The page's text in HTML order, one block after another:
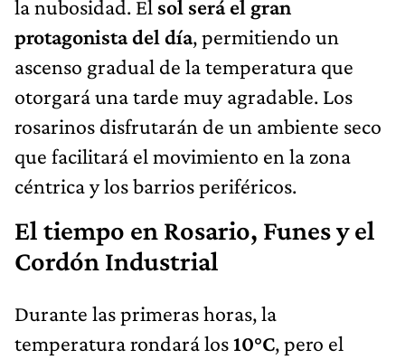
la nubosidad. El sol será el gran
protagonista del día, permitiendo un
ascenso gradual de la temperatura que
otorgará una tarde muy agradable. Los
rosarinos disfrutarán de un ambiente seco
que facilitará el movimiento en la zona
céntrica y los barrios periféricos.
El tiempo en Rosario, Funes y el
Cordón Industrial
Durante las primeras horas, la
temperatura rondará los10°C, pero el